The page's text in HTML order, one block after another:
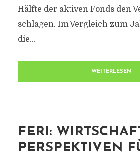
Hälfte der aktiven Fonds den
schlagen. Im Vergleich zum
die...
WEITERLESEN
FERI:
PERSPEKTIVEN